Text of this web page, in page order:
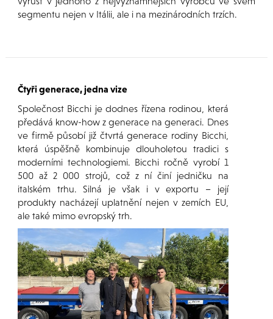
segmentu nejen v Itálii, ale i na mezinárodních trzích.
Čtyři generace, jedna vize
Společnost Bicchi je dodnes řízena rodinou, která
předává know-how z generace na generaci. Dnes
ve firmě působí již čtvrtá generace rodiny Bicchi,
která úspěšně kombinuje dlouholetou tradici s
moderními technologiemi. Bicchi ročně vyrobí 1
500 až 2 000 strojů, což z ní činí jedničku na
italském trhu. Silná je však i v exportu – její
produkty nacházejí uplatnění nejen v zemích EU,
ale také mimo evropský trh.